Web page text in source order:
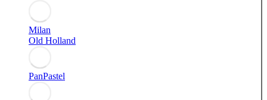
Milan
Old Holland
PanPastel